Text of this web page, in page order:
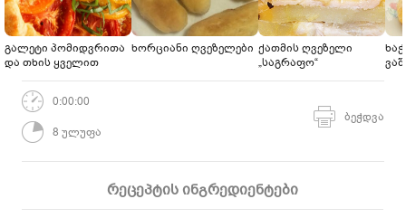
გალეტი პომიდვრითა
და თხის ყველით
ხორციანი ღვეზელები ქათმის ღვეზელი
„საგრაფო“
0:00:00
8 ულუფა
ბეჭდვა
რეცეპტის ინგრედიენტები